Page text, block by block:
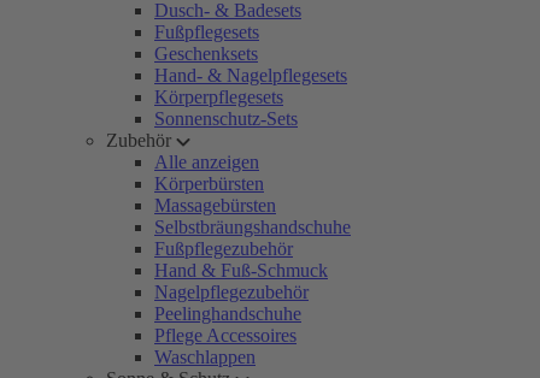
Dusch- & Badesets
Fußpflegesets
Geschenksets
Hand- & Nagelpflegesets
Körperpflegesets
Sonnenschutz-Sets
Zubehör
Alle anzeigen
Körperbürsten
Massagebürsten
Selbstbräungshandschuhe
Fußpflegezubehör
Hand & Fuß-Schmuck
Nagelpflegezubehör
Peelinghandschuhe
Pflege Accessoires
Waschlappen